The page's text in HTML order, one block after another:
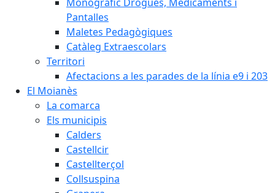
Pantalles
Maletes Pedagògiques
Catàleg Extraescolars
Territori
Afectacions a les parades de la línia e9 i 203
El Moianès
La comarca
Els municipis
Calders
Castellcir
Castellterçol
Collsuspina